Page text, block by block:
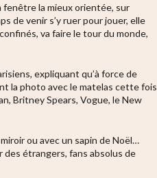
fenêtre la mieux orientée, sur
de venir s’y ruer pour jouer, elle
va faire le tour du monde,
expliquant qu’à force de
la photo avec le matelas cette fois
Britney Spears, Vogue, le New
ou avec un sapin de Noël…
des étrangers, fans absolus de